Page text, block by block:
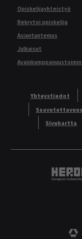
Opiskelijayhteistyö
Rekrytoi opiskelija
Asiantuntemus
Julkaisut
Yhteystiedot
Sivukartta